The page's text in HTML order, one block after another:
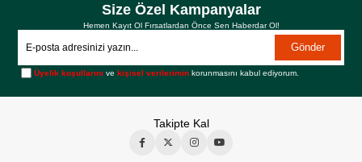
Size Özel Kampanyalar
Hemen Kayıt Ol Fırsatlardan Önce Sen Haberdar Ol!
Gönder
Üyelik koşullarını vekişisel verilerimin korunmasını kabul ediyorum.
Takipte Kal